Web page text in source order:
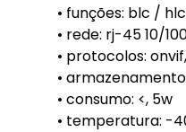
• funções: blc /
• rede: rj-45 10/
• protocolos:
•
• consumo: <, 5w
• temperatura: -